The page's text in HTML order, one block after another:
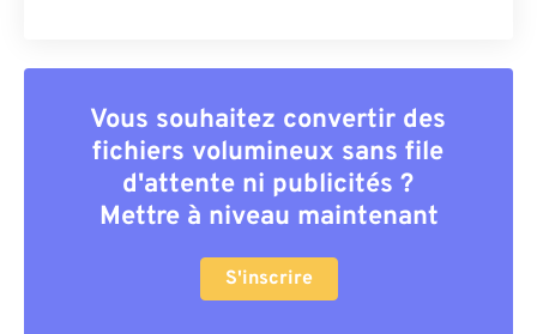
Vous souhaitez convertir des
fichiers volumineux sans file
d'attente ni publicités ?
Mettre à niveau maintenant
S'inscrire